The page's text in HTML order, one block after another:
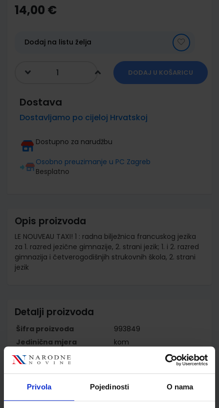
Privola Pojedinosti O nama
the
beginning
gallery
14,00 €
Dodaj na listu želja
DODAJ U KOŠARICU
Dostava
Dostavljamo po cijeloj Hrvatskoj
Dostupno za narudžbu
Osobno preuzimanje u PC Zagreb
Besplatno
Opis proizvoda
LE NOUVEAU TAXI! 1 : radna bilježnica francuskog jezika
za 1. razred jezične gimnazije, 2. strani jezik; 1. i 2. razred
gimnazija i četverogodišnjih strukovnih škola, 2. strani
jezik
Detalji proizvoda
Šifra proizvoda
993849
Jedinična mjera
kom
Nakladnik
Guy Capelle Robert
Školski razred
80 VIŠE RAZREDA SŠ